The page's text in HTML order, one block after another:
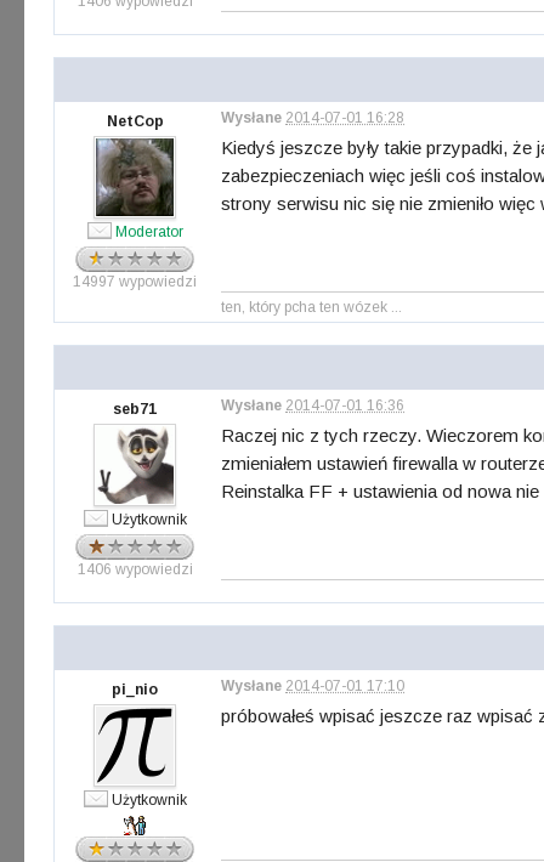
NetCop
Moderator
14997 wypowiedzi
Wysłane 2014-07-01 16:28
Kiedyś jeszcze były takie przypadki,
zabezpieczeniach więc jeśli coś
strony serwisu nic się nie zmieniło
ten, który pcha ten wózek ...
seb71
Użytkownik
1406 wypowiedzi
Wysłane 2014-07-01 16:36
Raczej nic z tych rzeczy. Wieczorem
zmieniałem ustawień firewalla w
Reinstalka FF + ustawienia od nowa nie
pi_nio
Użytkownik
Wysłane 2014-07-01 17:10
próbowałeś wpisać jeszcze raz wpisać